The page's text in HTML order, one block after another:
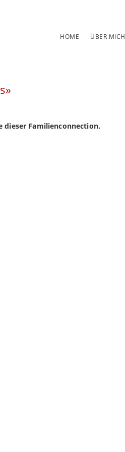
Navigation
HOME ÜBER MICH
dieser Familienconnection.